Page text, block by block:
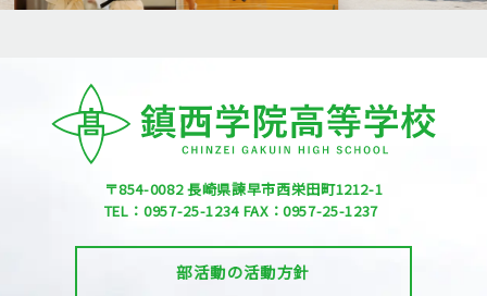
〒854-0082長崎県諫早市西栄田町1212-1
TEL：0957-25-1234FAX：0957-25-1237
部活動の活動方針